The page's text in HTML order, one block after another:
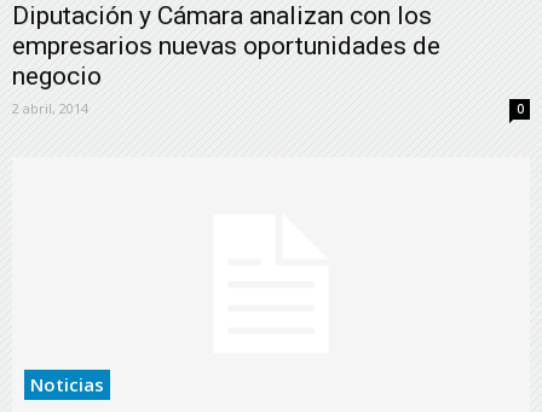
Diputación y Cámara analizan con los
empresarios nuevas oportunidades de
negocio
2 abril, 2014 0
Noticias